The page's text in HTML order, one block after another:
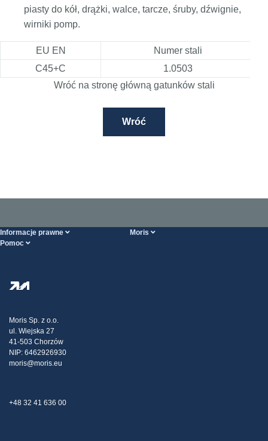
piasty do kół, drążki, walce, tarcze, śruby, dźwignie,
wirniki pomp.
EU EN
Numer stali
C45+C
1.0503
Wróć na stronę główną gatunków stali
Wróć
Informacje prawne Moris
Pomoc
Transport
Reklamacje
Moris Sp. z o.o.
ul. Wiejska 27
41-503 Chorzów
NIP: 6462926930
moris@moris.eu
+48 32 41 636 00